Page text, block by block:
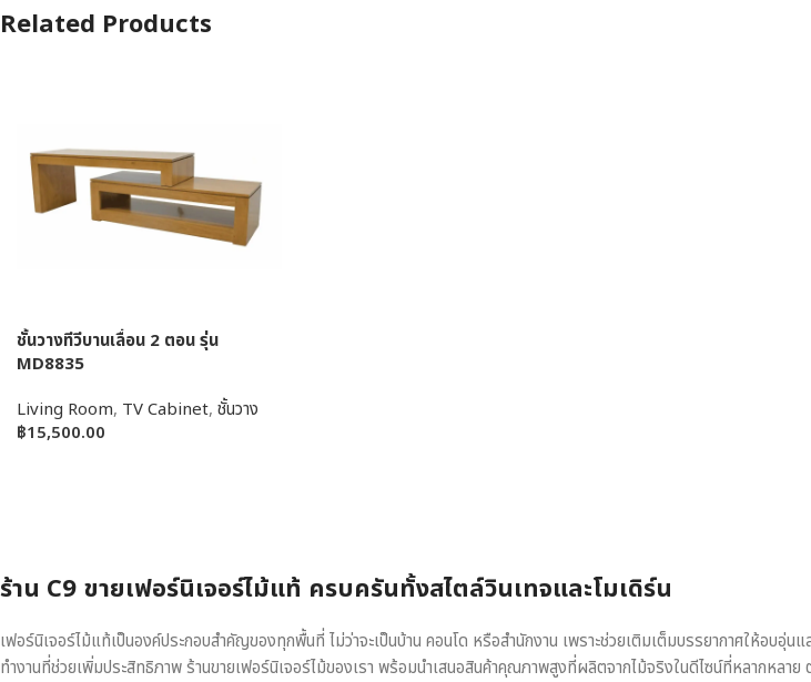
Related Products
ชั้นวางทีวีบานเลื่อน 2 ตอน รุ่น
MD8835
Living Room, TV Cabinet, ชั้นวาง
฿15,500.00
ร้าน C9 ขายเฟอร์นิเจอร์ไม้แท้ ครบครันทั้งสไตล์วินเทจและโมเดิร์น
เฟอร์นิเจอร์ไม้แท้เป็นองค์ประกอบสำคัญของทุกพื้นที่ ไม่ว่าจะเป็นบ้าน คอนโด หรือสำนักงาน เพราะช่วยเติมเต็มบรรยากาศให้อ
ทำงานที่ช่วยเพิ่มประสิทธิภาพ ร้านขายเฟอร์นิเจอร์ไม้ของเรา พร้อมนำเสนอสินค้าคุณภาพสูงที่ผลิตจากไม้จริงในดีไซน์ที่หลากหลาย